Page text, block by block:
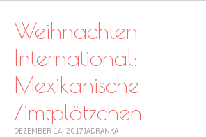
cuplovecake
Weihnachten
International:
Mexikanische
Zimtplätzchen
DEZEMBER 14, 2017JADRANKA